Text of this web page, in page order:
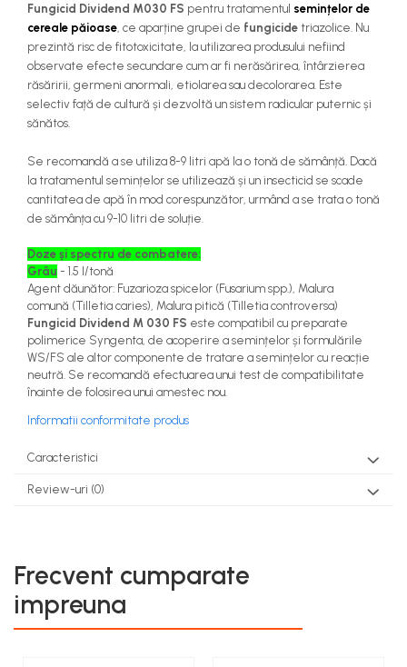
teascuri
Nivele laser si Telemetre
Nivele si masurare unghi
Nivele, Echere si Compasuri
Rulete
Fungicid Dividend M030 FS pentru tratamentul semințelor de
cereale păioase, ce aparține grupei de fungicide triazolice. Nu
prezintă risc de fitotoxicitate, la utilizarea produsului nefiind
observate efecte secundare cum ar fi nerăsărirea, întârzierea
răsăririi, germeni anormali, etiolarea sau decolorarea. Este
selectiv față de cultură și dezvoltă un sistem radicular puternic și
sănătos.
Se recomandă a se utiliza 8-9 litri apă la o tonă de sămânță. Dacă
la tratamentul semințelor se utilizează și un insecticid se scade
cantitatea de apă în mod corespunzător, urmând a se trata o tonă
de sămânța cu 9-10 litri de soluție.
Doze și spectru de combatere:
Grâu - 1.5 l/tonă
Agent dăunător: Fuzarioza spicelor (Fusarium spp.), Malura
comună (Tilletia caries), Malura pitică (Tilletia controversa)
Fungicid Dividend M 030 FS este compatibil cu preparate
polimerice Syngenta, de acoperire a semințelor și formulările
WS/FS ale altor componente de tratare a semințelor cu reacție
neutră. Se recomandă efectuarea unui test de compatibilitate
înainte de folosirea unui amestec nou.
Informatii conformitate produs
Caracteristici
Review-uri (0)
Frecvent cumparate
impreuna